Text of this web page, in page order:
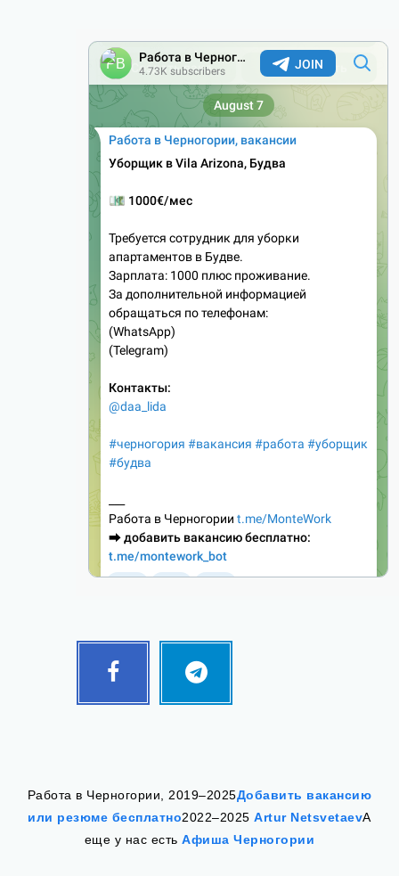
Facebook Telegram
Follow
Работа в Черногории, 2019–2025Добавить вакансию
или резюме бесплатно2022–2025Artur NetsvetaevА
еще у нас естьАфиша Черногории